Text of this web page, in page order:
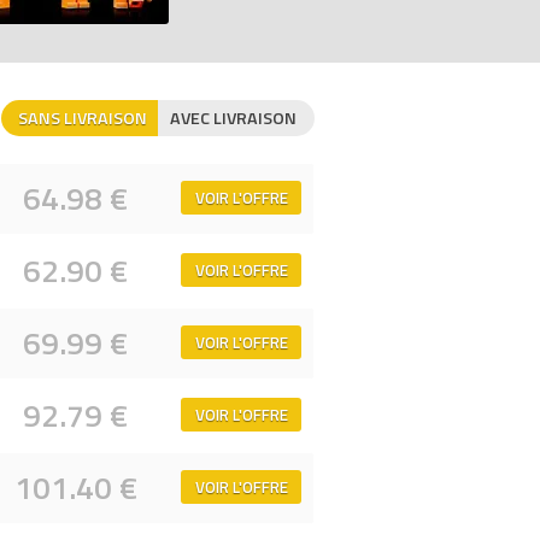
qui s’ouvre avec de la place pour
rapidement construire et jouer
avec tous les ensembles de
rebelle A-Wing 75247 pour de
de prix 100% LEGO.
SANS LIVRAISON AVEC LIVRAISON
64.98 € VOIR L'OFFRE
62.90 € VOIR L'OFFRE
69.99 € VOIR L'OFFRE
92.79 € VOIR L'OFFRE
101.40 € VOIR L'OFFRE